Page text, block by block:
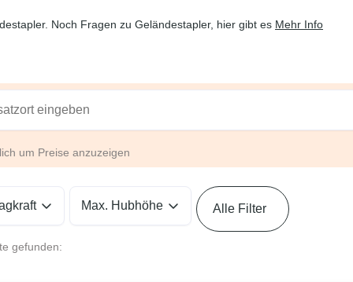
Noch Fragen zu Geländestapler, hier gibt es Mehr Info
um Preise anzuzeigen
Max. Hubhöhe Alle Filter
gefunden: